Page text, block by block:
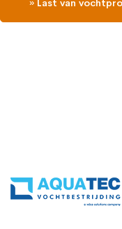
» Last van